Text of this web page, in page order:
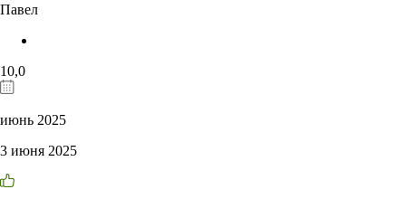
Павел
10,0
июнь 2025
3 июня 2025